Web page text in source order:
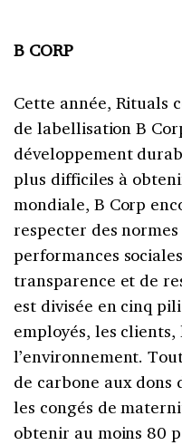
B CORP
Cette année, Rituals
de labellisation B
développement
plus difficiles à
mondiale, B Corp
respecter des
performances
transparence et de
est divisée en cinq
employés, les
l’environnement.
de carbone aux dons
les congés de
obtenir au moins 80